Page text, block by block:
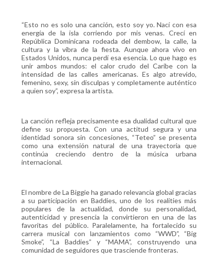
“Esto no es solo una canción, esto soy yo. Nací con esa
energía de la isla corriendo por mis venas. Crecí en
República Dominicana rodeada del dembow, la calle, la
cultura y la vibra de la fiesta. Aunque ahora vivo en
Estados Unidos, nunca perdí esa esencia. Lo que hago es
unir ambos mundos: el calor crudo del Caribe con la
intensidad de las calles americanas. Es algo atrevido,
femenino, sexy, sin disculpas y completamente auténtico
a quien soy”, expresa la artista.
La canción refleja precisamente esa dualidad cultural que
define su propuesta. Con una actitud segura y una
identidad sonora sin concesiones, “Teteo” se presenta
como una extensión natural de una trayectoria que
continúa creciendo dentro de la música urbana
internacional.
El nombre de La Biggie ha ganado relevancia global gracias
a su participación en Baddies, uno de los realities más
populares de la actualidad, donde su personalidad,
autenticidad y presencia la convirtieron en una de las
favoritas del público. Paralelamente, ha fortalecido su
carrera musical con lanzamientos como “WWD”, “Big
Smoke”, “La Baddies” y “MAMA”, construyendo una
comunidad de seguidores que trasciende fronteras.